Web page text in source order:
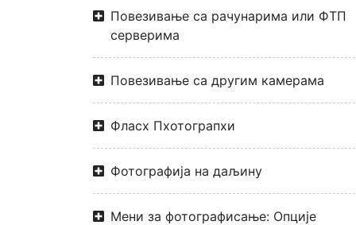
Повезивање са рачунарима или ФТП
серверима
Повезивање са другим камерама
Фласх Пхотограпхи
Фотографија на даљину
Мени за фотографисање: Опције